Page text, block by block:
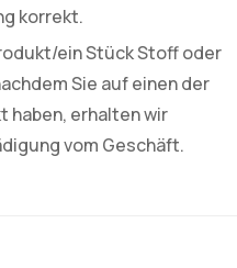
korrekt.
ein Stück Stoff oder
Sie auf einen der
haben, erhalten wir
vom Geschäft.